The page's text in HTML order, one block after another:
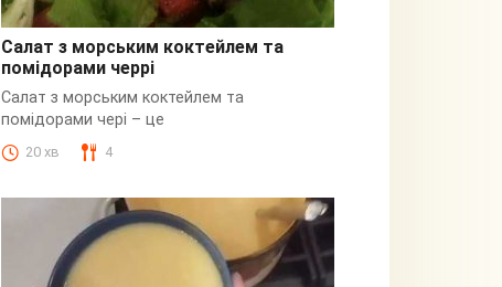
З кальмарами
Салат з морським коктейлем та
помідорами черрі
Салат з морським коктейлем та
помідорами чері – це
20 хв 4